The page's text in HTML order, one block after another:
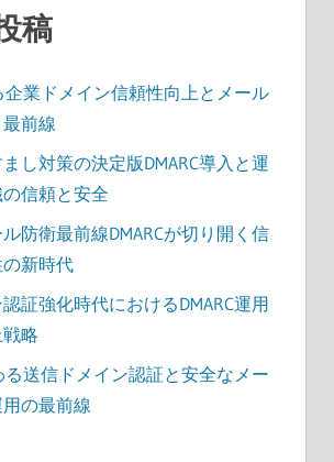
稿
企業ドメイン信頼性向上とメール
前線
し対策の決定版DMARC導入と運
信頼と安全
防衛最前線DMARCが切り開く信
新時代
証強化時代におけるDMARC運用
略
る送信ドメイン認証と安全なメー
の最前線